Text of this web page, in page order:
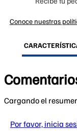
Conoce nuestras
Cargando el
Por favor, inicia